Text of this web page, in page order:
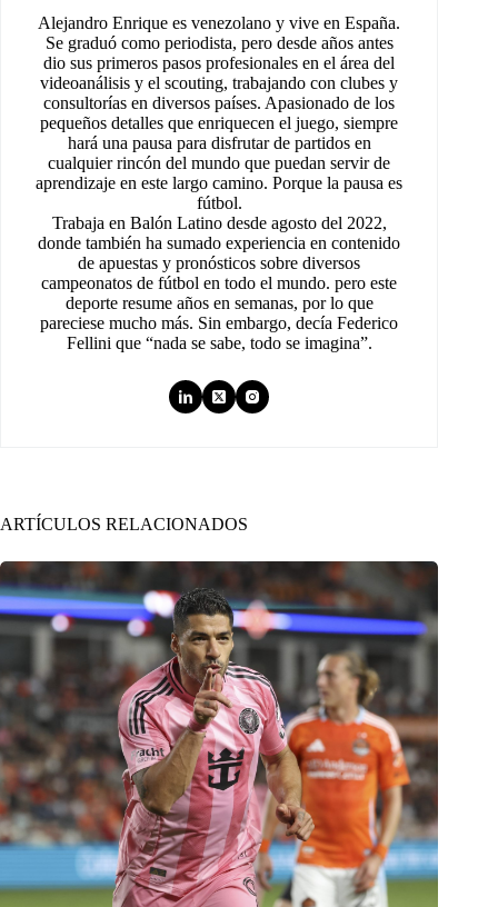
Alejandro Enrique es venezolano y vive en España.
Se graduó como periodista, pero desde años antes
dio sus primeros pasos profesionales en el área del
videoanálisis y el scouting, trabajando con clubes y
consultorías en diversos países. Apasionado de los
pequeños detalles que enriquecen el juego, siempre
hará una pausa para disfrutar de partidos en
cualquier rincón del mundo que puedan servir de
aprendizaje en este largo camino. Porque la pausa es
fútbol.
Trabaja en Balón Latino desde agosto del 2022,
donde también ha sumado experiencia en contenido
de apuestas y pronósticos sobre diversos
campeonatos de fútbol en todo el mundo. pero este
deporte resume años en semanas, por lo que
pareciese mucho más. Sin embargo, decía Federico
Fellini que “nada se sabe, todo se imagina”.
ARTÍCULOS RELACIONADOS